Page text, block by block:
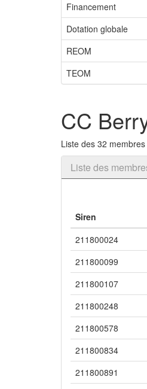
Financement
Dotation globale
REOM
TEOM
CC
Liste des 32
Liste des
Siren
211800024
211800099
211800107
211800248
211800578
211800834
211800891